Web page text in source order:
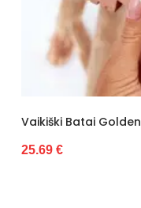
Kategorija
Platforma /
padas
Kulno aukštis
Valdiklis -
Būklė
Vaikiški Batai
25.69 €